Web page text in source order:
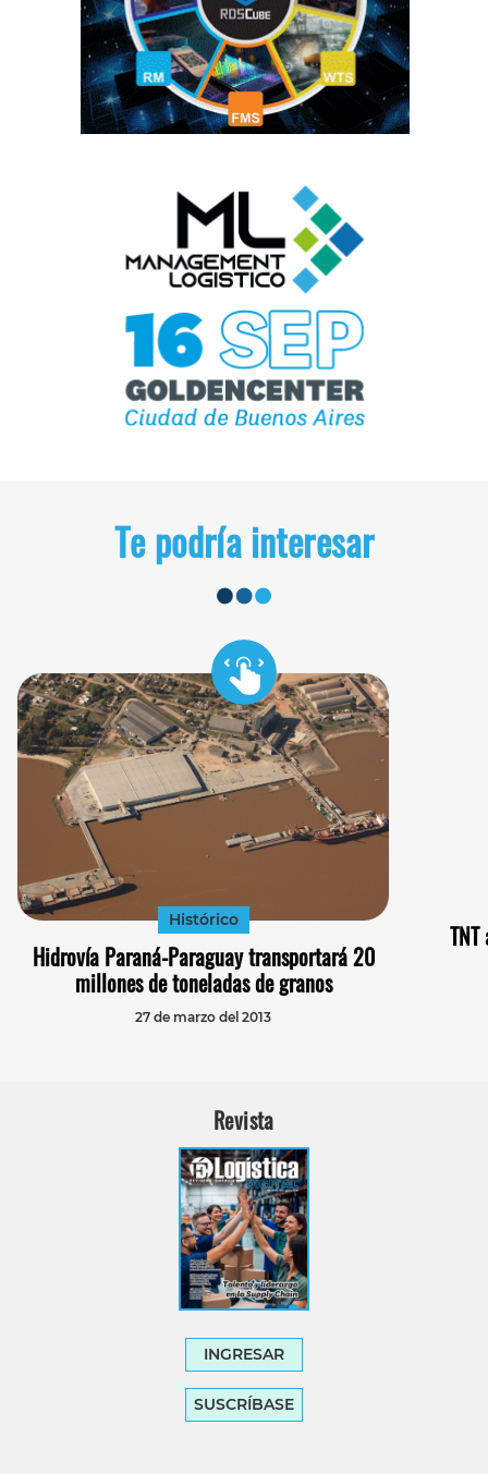
Te podría interesar
Histórico
Hidrovía Paraná-Paraguay transportará 20
millones de toneladas de granos
27 de marzo del 2013
Revista
INGRESAR
SUSCRÍBASE